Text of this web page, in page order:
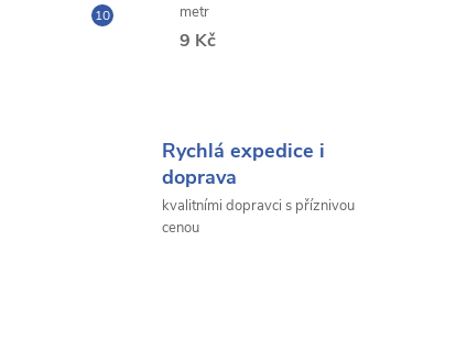
metr
9 Kč
Rychlá expedice i
doprava
kvalitními dopravci s příznivou
cenou